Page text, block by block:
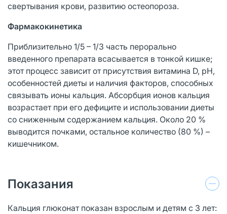
свертывания крови, развитию остеопороза.
Фармакокинетика
Приблизительно 1/5 – 1/3 часть перорально
введенного препарата всасывается в тонкой кишке;
этот процесс зависит от присутствия витамина D, pH,
особенностей диеты и наличия факторов, способных
связывать ионы кальция. Абсорбция ионов кальция
возрастает при его дефиците и использовании диеты
со сниженным содержанием кальция. Около 20 %
выводится почками, остальное количество (80 %) –
кишечником.
Показания
Кальция глюконат показан взрослым и детям с 3 лет: